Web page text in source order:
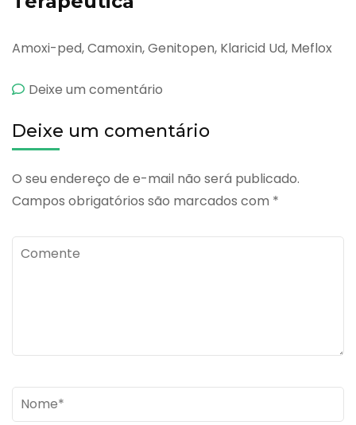
Amoxi-ped, Camoxin, Genitopen, Klaricid Ud, Meflox
Deixe um comentário
Deixe um comentário
O seu endereço de e-mail não será publicado.
Campos obrigatórios são marcados com *
Comente
Name*